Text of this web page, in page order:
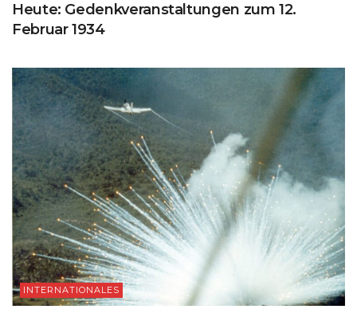
Heute: Gedenkveranstaltungen zum 12.
Februar 1934
INTERNATIONALES